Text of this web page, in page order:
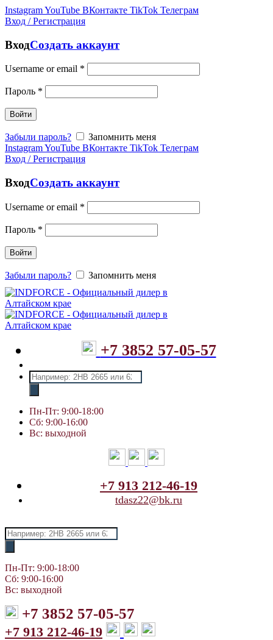
InstagramYouTube ВКонтакте TikTok Телеграм
Вход / Регистрация
ВходСоздать аккаунт
Username or email *
Пароль *
Войти
Забыли пароль?
Запомнить меня
InstagramYouTube ВКонтакте TikTok Телеграм
Вход / Регистрация
ВходСоздать аккаунт
Username or email *
Пароль *
Войти
Забыли пароль? Запомнить меня
+7 3852 57-05-57
Поиск
товаров
Пн-Пт: 9:00-18:00
Сб: 9:00-16:00
Вс: выходной
+7 913 212-46-19
tdasz22@bk.ru
Поиск
товаров
Пн-Пт: 9:00-18:00
Сб: 9:00-16:00
Вс: выходной
+7 3852 57-05-57
+7 913 212-46-19